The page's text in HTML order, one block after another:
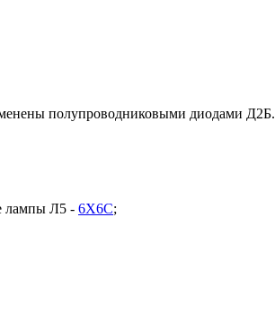
полупроводниковыми диодами Д2Б.
лампы Л5 - 6Х6С;